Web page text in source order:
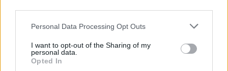
Please note that this website/app uses one or more Google
not limited to your visit or usage behaviour. You may click to
grant or deny consent to Google and its third-party tags to
use your data for below specified purposes in below Google
Personal Data Processing Opt Outs
I want to opt-out of the Sharing of my
personal data.
Opted In
Ezzel együtt a Chrome OS, és a Google netbook
egy könnyű, gyors, egyszerűen használható kis
laptopot szeretnének maguknak. Ma este, fél 8-kor
kiderül, hogy a Google mit vizionál a 2011-es
webről...